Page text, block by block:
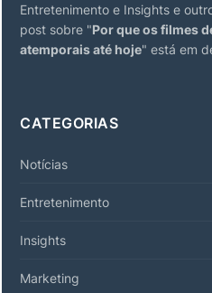
Entretenimento e Insights e
post sobre "Por que os filmes
atemporais até hoje" está em
CATEGORIAS
Notícias
Entretenimento
Insights
Marketing